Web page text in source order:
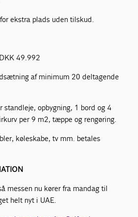
ekstra plads uden tilskud.
49.992
af minimum 20 deltagende
standleje, opbygning, 1 bord og 4
per 9 m2, tæppe og rengøring.
køleskabe, tv mm. betales
messen nu kører fra mandag til
helt nyt i UAE.